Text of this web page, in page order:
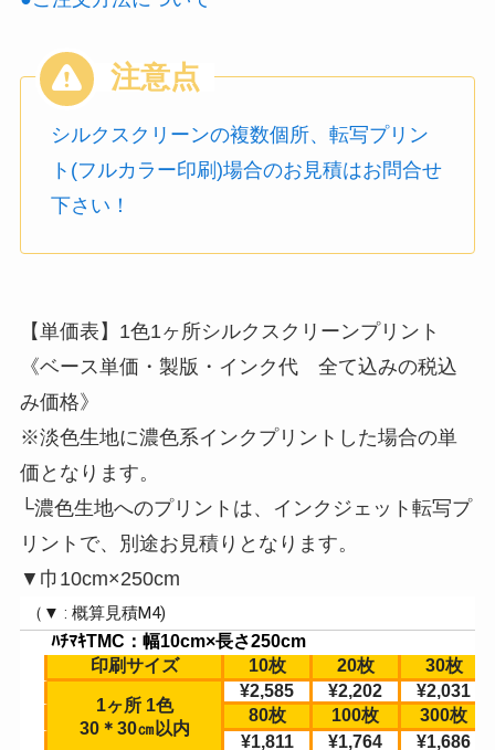
シルクスクリーンの複数個所、転写プリン
ト(フルカラー印刷)場合のお見積はお問合せ
下さい！
【単価表】1色1ヶ所シルクスクリーンプリント
《ベース単価・製版・インク代 全て込みの税込
み価格》
※淡色生地に濃色系インクプリントした場合の単
価となります。
└濃色生地へのプリントは、インクジェット転写プ
リントで、別途お見積りとなります。
▼巾10cm×250cm